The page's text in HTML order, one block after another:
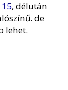
15, délután
de
lehet.